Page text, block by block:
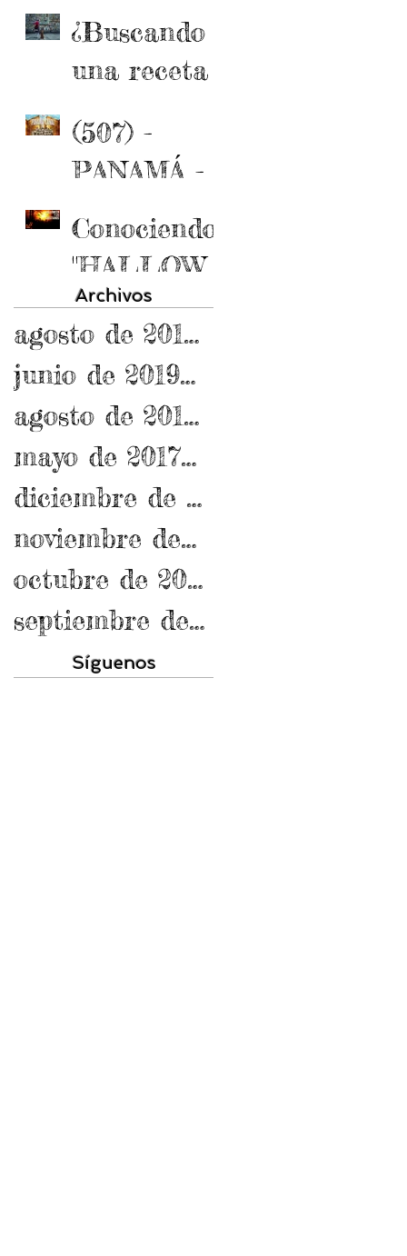
Padre
Gobbi
COCODRI
LO*
¿Buscando
una receta
(507) -
PANAMÁ -
Conociendo
"HALLOW
EEN"
Archivos
agosto de 2019
junio de 2019(1)
agosto de 2017
mayo de 2017(1)
diciembre de 2016
noviembre de 2016
octubre de 2016
septiembre de 2016
Síguenos